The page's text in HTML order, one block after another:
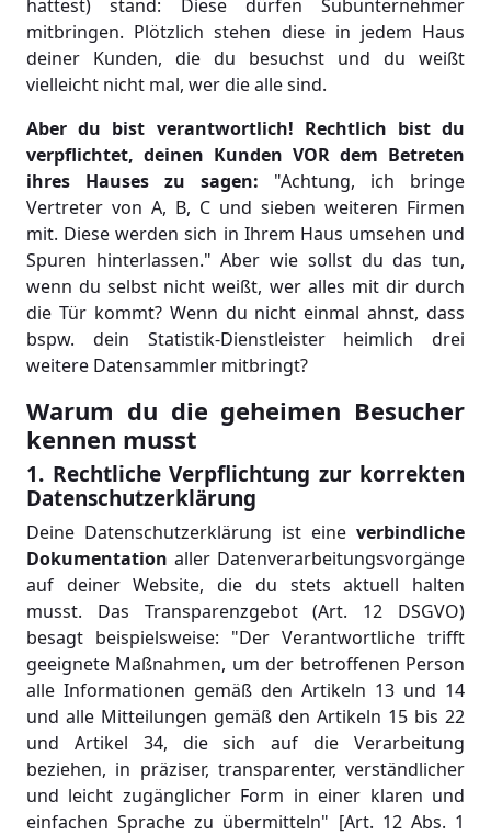
hattest) stand: Diese dürfen Subunternehmer
mitbringen. Plötzlich stehen diese in jedem Haus
deiner Kunden, die du besuchst und du weißt
vielleicht nicht mal, wer die alle sind.
Aber du bist verantwortlich! Rechtlich bist du
verpflichtet, deinen Kunden VOR dem Betreten
ihres Hauses zu sagen: "Achtung, ich bringe
Vertreter von A, B, C und sieben weiteren Firmen
mit. Diese werden sich in Ihrem Haus umsehen und
Spuren hinterlassen." Aber wie sollst du das tun,
wenn du selbst nicht weißt, wer alles mit dir durch
die Tür kommt? Wenn du nicht einmal ahnst, dass
bspw. dein Statistik-Dienstleister heimlich drei
weitere Datensammler mitbringt?
Warum du die geheimen Besucher
kennen musst
1. Rechtliche Verpflichtung zur korrekten
Datenschutzerklärung
Deine Datenschutzerklärung ist eine verbindliche
Dokumentation aller Datenverarbeitungsvorgänge
auf deiner Website, die du stets aktuell halten
musst. Das Transparenzgebot (Art. 12 DSGVO)
besagt beispielsweise: "Der Verantwortliche trifft
geeignete Maßnahmen, um der betroffenen Person
alle Informationen gemäß den Artikeln 13 und 14
und alle Mitteilungen gemäß den Artikeln 15 bis 22
und Artikel 34, die sich auf die Verarbeitung
beziehen, in präziser, transparenter, verständlicher
und leicht zugänglicher Form in einer klaren und
einfachen Sprache zu übermitteln" [Art. 12 Abs. 1